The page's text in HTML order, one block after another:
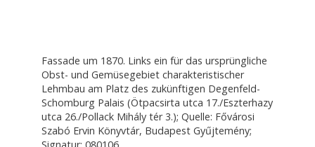
Fassade um 1870. Links ein für das ursprüngliche
Obst- und Gemüsegebiet charakteristischer
Lehmbau am Platz des zukünftigen Degenfeld-
Schomburg Palais (Ötpacsirta utca 17./Eszterhazy
utca 26./Pollack Mihály tér 3.); Quelle: Fővárosi
Szabó Ervin Könyvtár, Budapest Gyűjtemény;